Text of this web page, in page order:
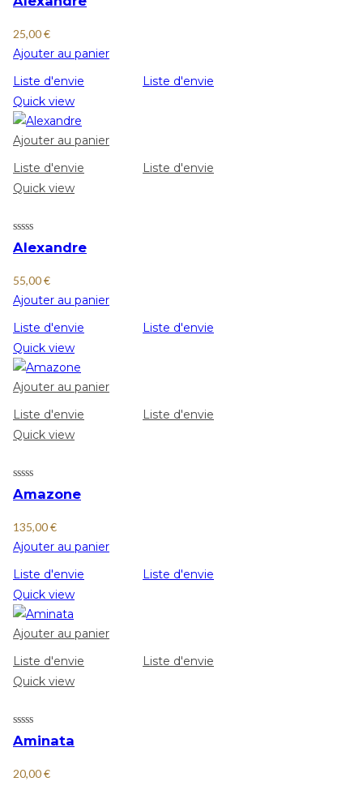
25,00€
Ajouter au panier
Liste d'envie
Liste d'envie
Quick view
Ajouter au panier
Liste d'envie
Liste d'envie
Quick view
Alexandre
55,00€
Ajouter au panier
Liste d'envie
Liste d'envie
Quick view
Ajouter au panier
Liste d'envie
Liste d'envie
Quick view
Amazone
135,00€
Ajouter au panier
Liste d'envie
Liste d'envie
Quick view
Ajouter au panier
Liste d'envie
Liste d'envie
Quick view
Aminata
20,00€